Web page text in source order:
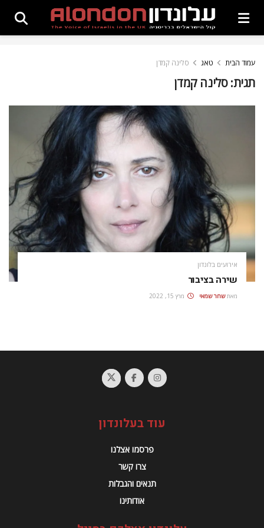
עמוד הבית טאג סלינה קמדן
תגית:סלינה קמדן
אירועים בלונדון
שירה בציבור
מאת שחר שמאי מרץ 15, 2022
עוד בעלונדון
פרסמו אצלנו
צרו קשר
תנאים והגבלות
אודותינו